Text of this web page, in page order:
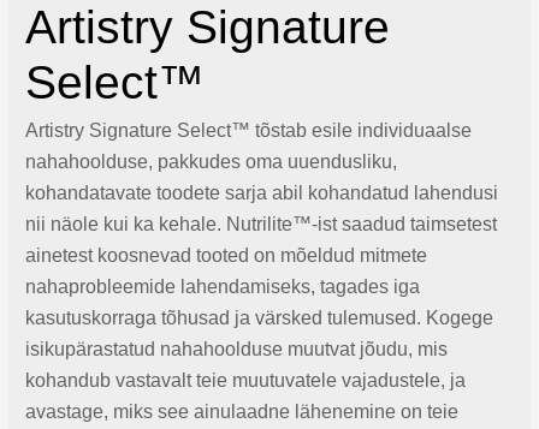
Artistry Signature
Select™
Artistry Signature Select™ tõstab esile individuaalse
nahahoolduse, pakkudes oma uuendusliku,
kohandatavate toodete sarja abil kohandatud lahendusi
nii näole kui ka kehale. Nutrilite™-ist saadud taimsetest
ainetest koosnevad tooted on mõeldud mitmete
nahaprobleemide lahendamiseks, tagades iga
kasutuskorraga tõhusad ja värsked tulemused. Kogege
isikupärastatud nahahoolduse muutvat jõudu, mis
kohandub vastavalt teie muutuvatele vajadustele, ja
avastage, miks see ainulaadne lähenemine on teie